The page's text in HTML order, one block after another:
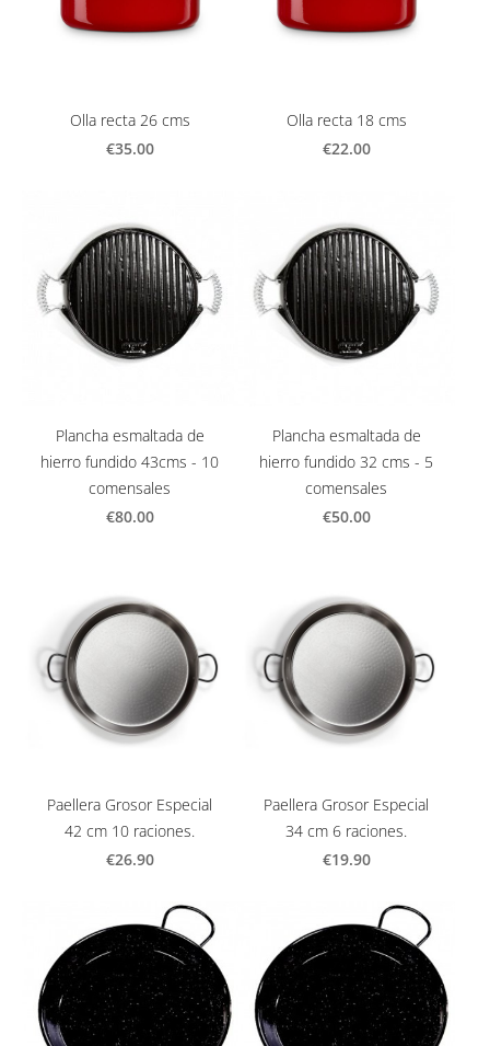
Olla recta 26 cms
€35.00
Olla recta 18 cms
€22.00
Plancha esmaltada de
hierro fundido 43cms - 10
comensales
€80.00
Plancha esmaltada de
hierro fundido 32 cms - 5
comensales
€50.00
Paellera Grosor Especial
42 cm 10 raciones.
€26.90
Paellera Grosor Especial
34 cm 6 raciones.
€19.90